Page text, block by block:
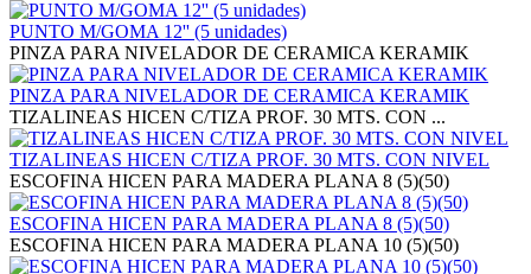
PUNTO M/GOMA 12'' (5 unidades)
PINZA PARA NIVELADOR DE CERAMICA KERAMIK
PINZA PARA NIVELADOR DE CERAMICA KERAMIK
TIZALINEAS HICEN C/TIZA PROF. 30 MTS. CON ...
TIZALINEAS HICEN C/TIZA PROF. 30 MTS. CON NIVEL
ESCOFINA HICEN PARA MADERA PLANA 8 (5)(50)
ESCOFINA HICEN PARA MADERA PLANA 8 (5)(50)
ESCOFINA HICEN PARA MADERA PLANA 10 (5)(50)